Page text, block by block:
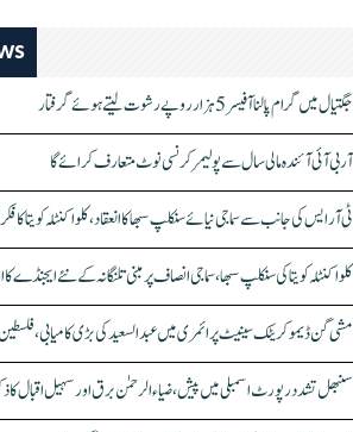
جگتیال میں گرام پالنا آفیسر 5 ہزار روپے رشوت لیتے ہوئے گرفتار
آر بی آئی آئندہ مالی سال سے پولیمر کرنسی نوٹ متعارف کرائے گا
ٹی آر ایس کی جانب سے سماجی نیائے سنکلپ سبھا کا انعقاد، کلواکنٹلہ کویتا کا
کلواکنٹلہ کویتا کی سنکلپ سبھا، سماجی انصاف پر مبنی تلنگانہ کے نئے ایجنڈے
مشی گن ڈیموکریٹک سینیٹ پرائمری میں عبدالسعید کی بڑی کامیابی،
سنبھل تشدد رپورٹ اسمبلی میں پیش، ضیاء الرحمٰن برق اور سہیل اقبال کا